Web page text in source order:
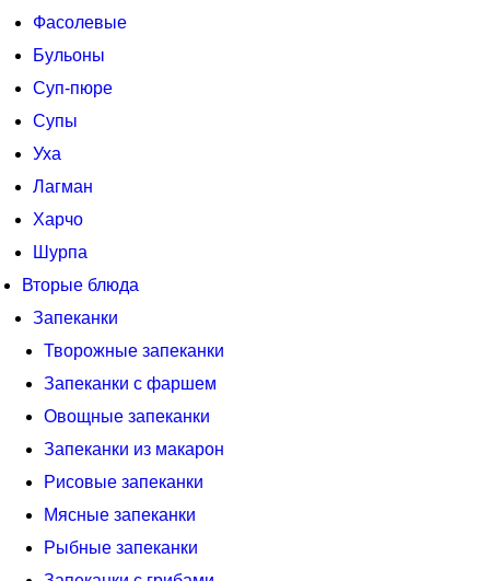
Фасолевые
Бульоны
Суп-пюре
Супы
Уха
Лагман
Харчо
Шурпа
Вторые блюда
Запеканки
Творожные запеканки
Запеканки с фаршем
Овощные запеканки
Запеканки из макарон
Рисовые запеканки
Мясные запеканки
Рыбные запеканки